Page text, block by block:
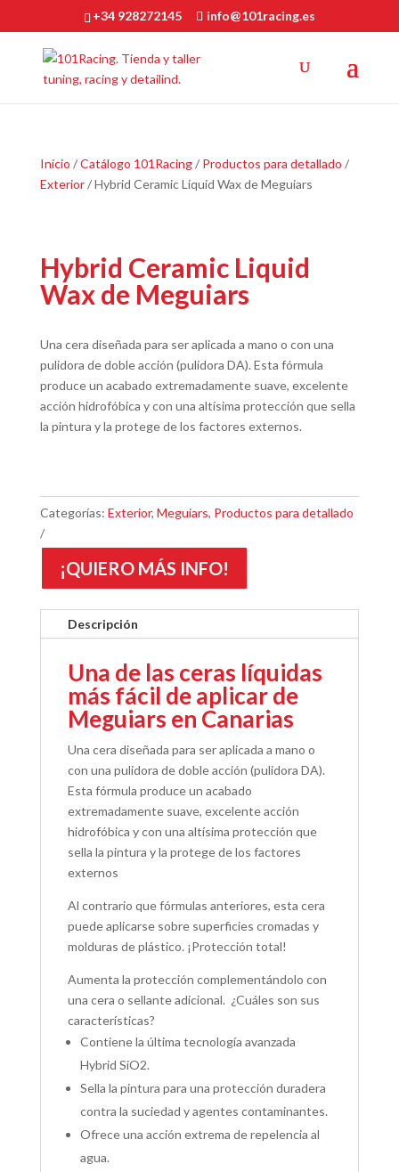
+34 928272145 info@101racing.es
Inicio /Catálogo 101Racing/ Productos para detallado /
Exterior/ Hybrid Ceramic Liquid Wax de Meguiars
Hybrid Ceramic Liquid
Wax de Meguiars
Una cera diseñada para ser aplicada a mano o con una
pulidora de doble acción (pulidora DA). Esta fórmula
produce un acabado extremadamente suave, excelente
acción hidrofóbica y con una altísima protección que sella
la pintura y la protege de los factores externos.
Categorías: Exterior, Meguiars, Productos para detallado
¡QUIERO MÁS INFO!
Descripción
Una de las ceras líquidas
más fácil de aplicar de
Meguiars en Canarias
Una cera diseñada para ser aplicada a mano o
con una pulidora de doble acción (pulidora DA).
Esta fórmula produce un acabado
extremadamente suave, excelente acción
hidrofóbica y con una altísima protección que
sella la pintura y la protege de los factores
externos
Al contrario que fórmulas anteriores, esta cera
puede aplicarse sobre superficies cromadas y
molduras de plástico. ¡Protección total!
Aumenta la protección complementándolo con
una cera o sellante adicional. ¿Cuáles son sus
características?
Contiene la última tecnología avanzada
Hybrid SiO2.
Sella la pintura para una protección duradera
contra la suciedad y agentes contaminantes.
Ofrece una acción extrema de repelencia al
agua.